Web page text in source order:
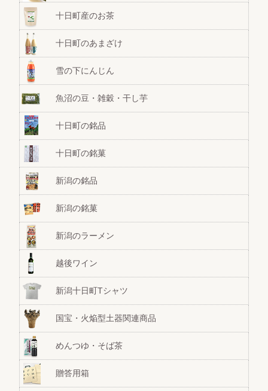
十日町産のお茶
十日町のあまざけ
雪の下にんじん
魚沼の豆・雑穀・干し芋
十日町の銘品
十日町の銘菓
新潟の銘品
新潟の銘菓
新潟のラーメン
越後ワイン
新潟十日町Tシャツ
国宝・火焔型土器関連商品
めんつゆ・そば茶
贈答用箱